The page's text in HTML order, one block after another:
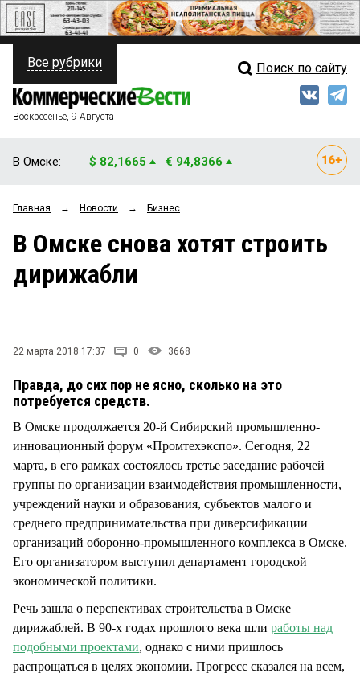
ПОЛИТИКА
ФИНАНСЫ
ОБЩЕСТВО
ЗАКОН
НОВОСТИ КОМПАНИЙ
СТИЛЬ ЖИЗНИ
Свежий выпуск
Рейтинги
Все рубрики Поиск по сайту
Воскресенье, 9 Августа
В Омске: $ 82,1665 € 94,8366
Главная → Новости → Бизнес
В Омске снова хотят строить
дирижабли
22 марта 2018 17:37 0 3668
Правда, до сих пор не ясно, сколько на это
потребуется средств.
В Омске продолжается 20-й Сибирский промышленно-
инновационный форум «Промтехэкспо». Сегодня, 22
марта, в его рамках состоялось третье заседание рабочей
группы по организации взаимодействия промышленности,
учреждений науки и образования, субъектов малого и
среднего предпринимательства при диверсификации
организаций оборонно-промышленного комплекса в Омске.
Его организатором выступил департамент городской
экономической политики.
Речь зашла о перспективах строительства в Омске
дирижаблей. В 90-х годах прошлого века шли работы над
подобными проектами, однако с ними пришлось
распрощаться в целях экономии. Прогресс сказался на всем,